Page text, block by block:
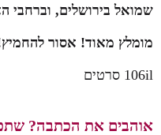
שמואל בירושלים, וברחבי
מומלץ מאוד! אסור
106il סרטים
אוהבים את הכתבה?